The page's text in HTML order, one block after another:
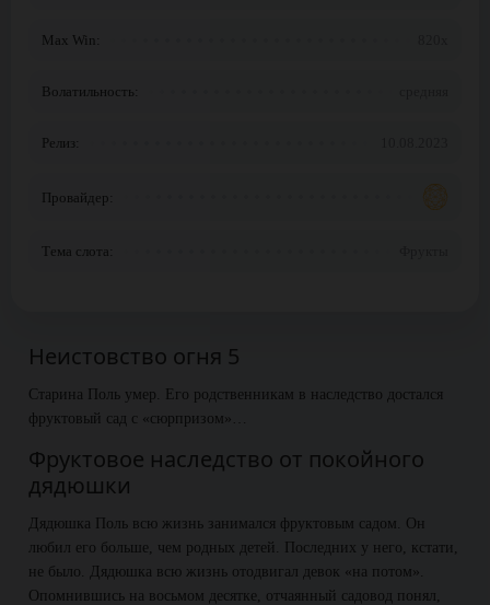
Max Win:
Волатильность:
Релиз:
Провайдер:
Тема слота:
Неистовство огня 5
Старина Поль умер. Его родственникам в наследство достался
фруктовый сад с «сюрпризом»…
Фруктовое наследство от покойного
дядюшки
Дядюшка Поль всю жизнь занимался фруктовым садом. Он
любил его больше, чем родных детей. Последних у него, кстати,
не было. Дядюшка всю жизнь отодвигал девок «на потом».
Опомнившись на восьмом десятке, отчаянный садовод понял,